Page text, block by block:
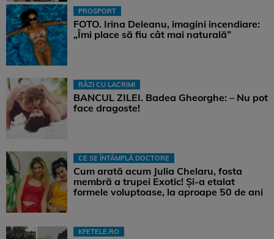
PROSPORT
FOTO. Irina Deleanu, imagini incendiare:
„Îmi place să fiu cât mai naturală”
RÂZI CU LACRIMI
BANCUL ZILEI. Badea Gheorghe: – Nu pot
face dragoste!
CE SE ÎNTÂMPLĂ DOCTORE
Cum arată acum Julia Chelaru, fosta
membră a trupei Exotic! Și-a etalat
formele voluptoase, la aproape 50 de ani
KFETELE.RO